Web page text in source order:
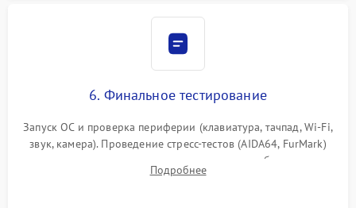
6. Финальное тестирование
Запуск ОС и проверка периферии (клавиатура, тачпад, Wi-Fi,
звук, камера). Проведение стресс-тестов (AIDA64, FurMark)
для контроля температурного режима и стабильности
системы под пиковой нагрузкой.
Подробнее